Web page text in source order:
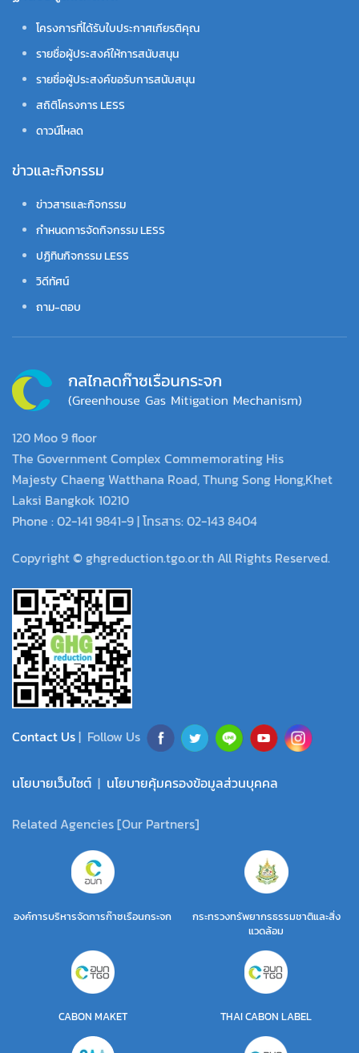
โครงการที่ได้รับใบประกาศเกียรติคุณ
รายชื่อผู้ประสงค์ให้การสนับสนุน
รายชื่อผู้ประสงค์ขอรับการสนับสนุน
สถิติโครงการ LESS
ดาวน์โหลด
ข่าวและกิจกรรม
ข่าวสารและกิจกรรม
กำหนดการจัดกิจกรรม LESS
ปฏิทินกิจกรรม LESS
วิดีทัศน์
ถาม-ตอบ
120 Moo 9 floor
The Government Complex Commemorating His
Majesty Chaeng Watthana Road, Thung Song Hong,Khet
Laksi Bangkok 10210
Phone : 02-141 9841-9 | โทรสาร: 02-143 8404
Copyright © ghgreduction.tgo.or.th All Rights Reserved.
Contact Us| Follow Us
นโยบายเว็บไซต์ | นโยบายคุ้มครองข้อมูลส่วนบุคคล
Related Agencies [Our Partners]
องค์การบริหารจัดการก๊าซเรือนกระจก
กระทรวงทรัพยากรธรรมชาติและสิ่ง
แวดล้อม
CABON MAKET THAI CABON LABEL